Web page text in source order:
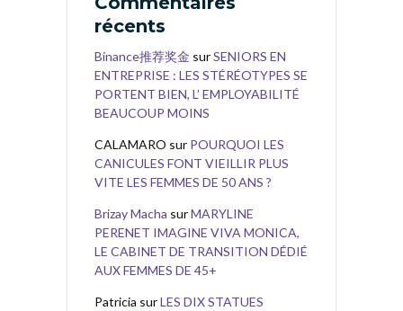
récents
Binance推荐奖金 surSENIORS EN
ENTREPRISE : LES STÉRÉOTYPES SE
PORTENT BIEN, L’ EMPLOYABILITÉ
BEAUCOUP MOINS
CALAMARO sur POURQUOI LES
CANICULES FONT VIEILLIR PLUS
VITE LES FEMMES DE 50 ANS ?
Brizay Macha surMARYLINE
PERENET IMAGINE VIVA MONICA,
LE CABINET DE TRANSITION DÉDIÉ
AUX FEMMES DE 45+
Patricia surLES DIX STATUES